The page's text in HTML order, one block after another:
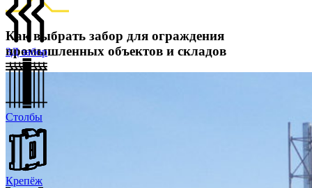
3Д забор
Столбы
Крепёж
Как выбрать забор для ограждения
промышленных объектов и складов